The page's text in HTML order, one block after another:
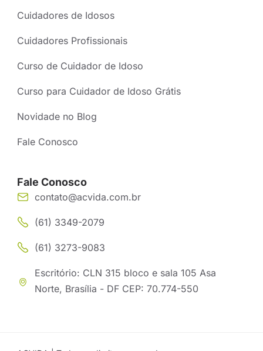
Cuidadores de Idosos
Cuidadores Profissionais
Curso de Cuidador de Idoso
Curso para Cuidador de Idoso Grátis
Novidade no Blog
Fale Conosco
Fale Conosco
contato@acvida.com.br
(61) 3349-2079
(61) 3273-9083
Escritório: CLN 315 bloco e sala 105 Asa
Norte, Brasília - DF CEP: 70.774-550